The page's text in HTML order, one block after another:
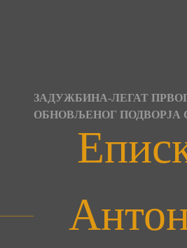
ЗАДУЖБИНА-ЛЕГАТ
ОБНОВЉЕНОГ ПОДВОРЈА